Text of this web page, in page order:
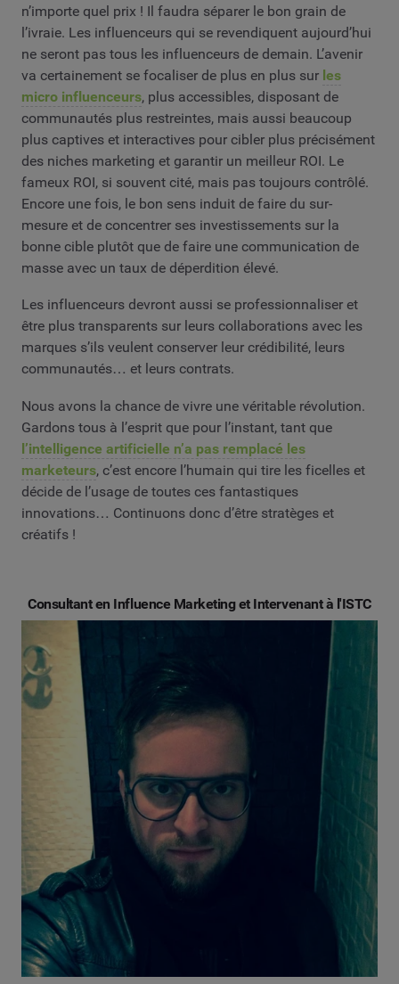
n’importe quel prix ! Il faudra séparer le bon grain de
l’ivraie. Les influenceurs qui se revendiquent aujourd’hui
ne seront pas tous les influenceurs de demain. L’avenir
va certainement se focaliser de plus en plus sur les
micro influenceurs, plus accessibles, disposant de
communautés plus restreintes, mais aussi beaucoup
plus captives et interactives pour cibler plus précisément
des niches marketing et garantir un meilleur ROI. Le
fameux ROI, si souvent cité, mais pas toujours contrôlé.
Encore une fois, le bon sens induit de faire du sur-
mesure et de concentrer ses investissements sur la
bonne cible plutôt que de faire une communication de
masse avec un taux de déperdition élevé.
Les influenceurs devront aussi se professionnaliser et
être plus transparents sur leurs collaborations avec les
marques s’ils veulent conserver leur crédibilité, leurs
communautés… et leurs contrats.
Nous avons la chance de vivre une véritable révolution.
Gardons tous à l’esprit que pour l’instant, tant que
l’intelligence artificielle n’a pas remplacé les
marketeurs, c’est encore l’humain qui tire les ficelles et
décide de l’usage de toutes ces fantastiques
innovations… Continuons donc d’être stratèges et
créatifs !
Consultant en Influence Marketing et Intervenant à l'ISTC